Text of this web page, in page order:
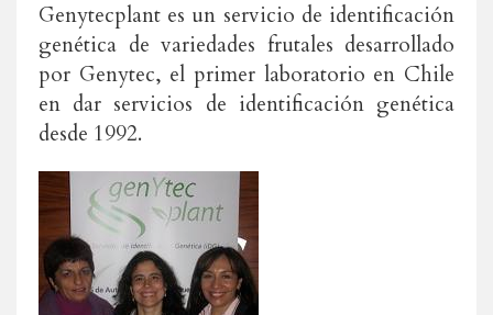
Genytecplant es un servicio de identificación
genética de variedades frutales desarrollado
por Genytec, el primer laboratorio en Chile
en dar servicios de identificación genética
desde 1992.